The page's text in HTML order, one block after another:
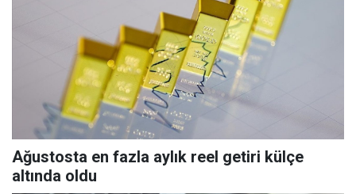
Ağustosta en fazla aylık reel getiri külçe
altında oldu